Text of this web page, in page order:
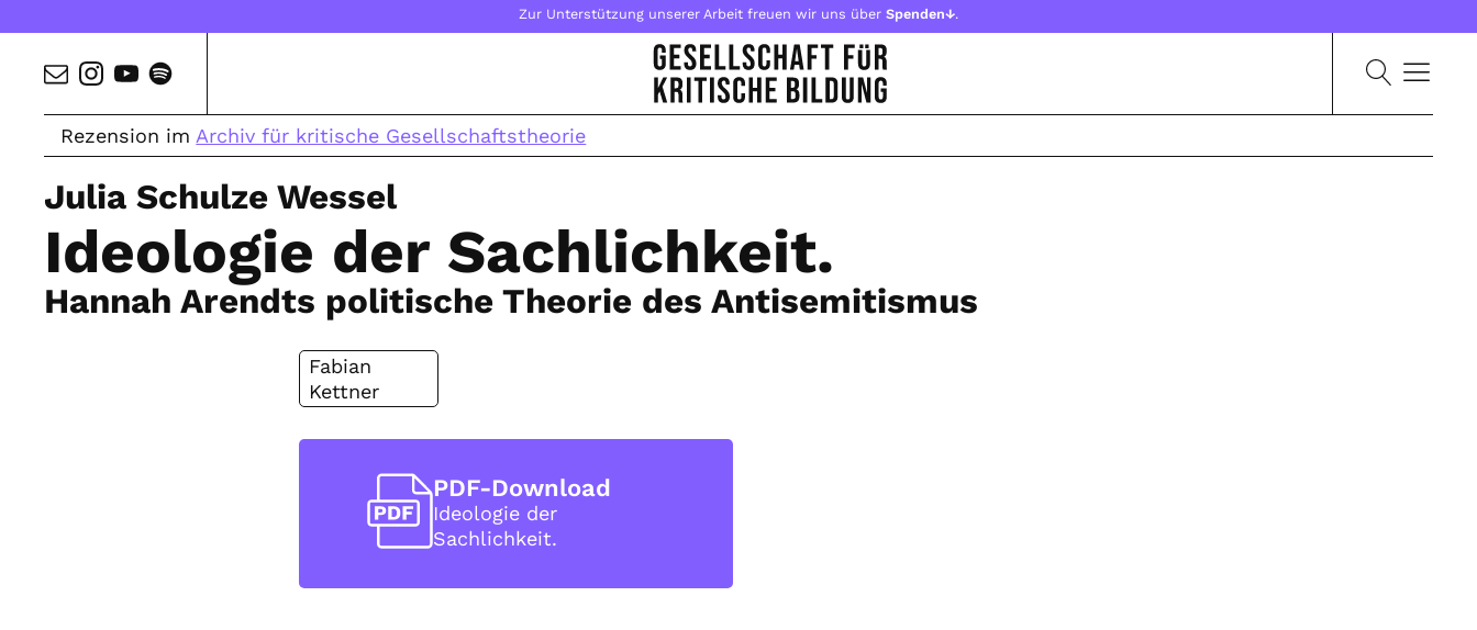
Zur Unterstützung unserer Arbeit freuen wir uns über Spenden↓.
Rezension im Archiv für kritische Gesellschaftstheorie
Julia Schulze Wessel
Ideologie der Sachlichkeit.
Hannah Arendts politische Theorie des Antisemitismus
Fabian
Kettner
PDF-Download
Ideologie der
Sachlichkeit.